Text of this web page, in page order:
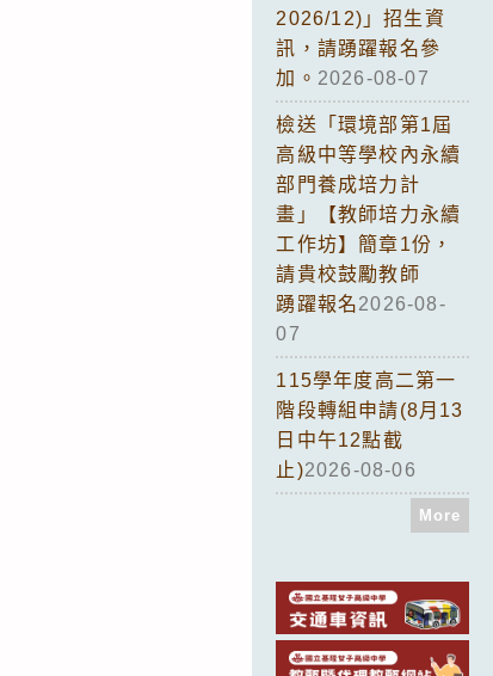
2026/12)」招生資
訊，請踴躍報名參
加。 2026-08-07
檢送「環境部第1屆
高級中等學校內永續
部門養成培力計
畫」【教師培力永續
工作坊】簡章1份，
請貴校鼓勵教師
踴躍報名2026-08-
07
115學年度高二第一
階段轉組申請(8月13
日中午12點截
止)2026-08-06
More